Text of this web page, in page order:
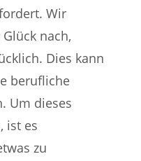
Wir
nach,
Dies kann
berufliche
Um dieses
ist es
zu